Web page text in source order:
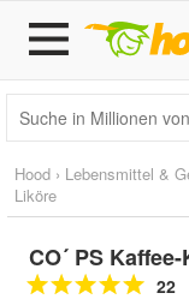
Hood › Lebensmittel &
Liköre
CO´ PS
22